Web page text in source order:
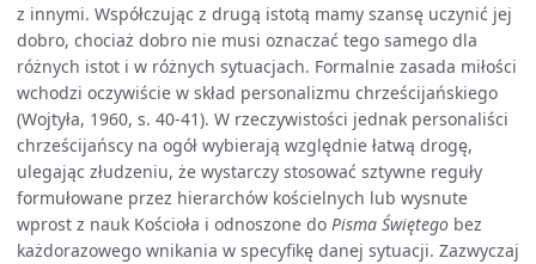
z innymi. Współczując z drugą istotą mamy szansę uczynić jej
dobro, chociaż dobro nie musi oznaczać tego samego dla
różnych istot i w różnych sytuacjach. Formalnie zasada miłości
wchodzi oczywiście w skład personalizmu chrześcijańskiego
(Wojtyła, 1960, s. 40-41). W rzeczywistości jednak personaliści
chrześcijańscy na ogół wybierają względnie łatwą drogę,
ulegając złudzeniu, że wystarczy stosować sztywne reguły
formułowane przez hierarchów kościelnych lub wysnute
wprost z nauk Kościoła i odnoszone do Pisma Świętego bez
każdorazowego wnikania w specyfikę danej sytuacji. Zazwyczaj